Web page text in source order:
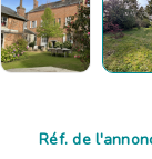
Réf. de